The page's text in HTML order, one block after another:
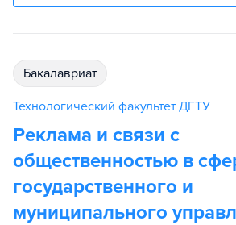
бакалавриат
Технологический факультет ДГТУ
Реклама и связи с
общественностью в
государственного и
муниципального